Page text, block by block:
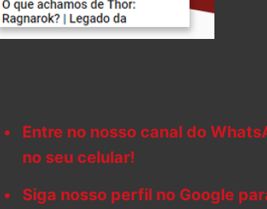
Entre no nosso canal do
no seu celular!
Siga nosso perfil no Google